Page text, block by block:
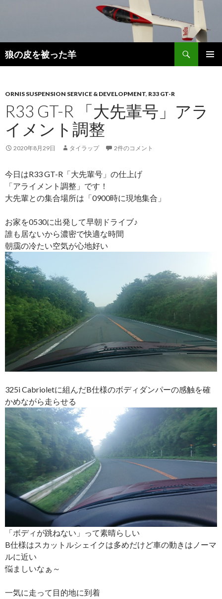
狼の皮を被った羊
検
索
ン
ツ
へ
ORNIS SUSPENSION SERVICE & DEVELOPMENT, R33 GT-R
R33 GT-R 「大先輩号」アラ
イメント調整
2020年8月29日 タイラップ 2件のコメント
今日はR33 GT-R「大先輩号」の仕上げ
「アライメント調整」です！
大先輩との集合場所は「0900時に現地集合」
お家を0530に出発して早朝ドライブ♪
誰も居ないから濃密で快適な時間
朝靄の冷たい空気が心地好い
325i Cabrioletに組んだB仕様のボディダンパーの感触を確
かめながら走らせる
「ボディが跳ねない」って素晴らしい
B仕様はスカットルシェイクは多めだけど車の動きはノーマ
ルに近い
悩ましいなぁ～
一気に走って目的地に到着